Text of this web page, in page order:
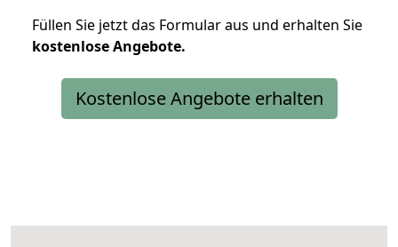
Füllen Sie jetzt das Formular aus und erhalten Sie
kostenloseAngebote.
Kostenlose Angebote erhalten